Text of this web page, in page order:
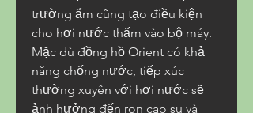
trường ẩm cũng tạo điều kiện
cho hơi nước thấm vào bộ máy.
Mặc dù đồng hồ Orient có khả
năng chống nước, tiếp xúc
thường xuyên với hơi nước sẽ
ảnh hưởng đến ron cao su và